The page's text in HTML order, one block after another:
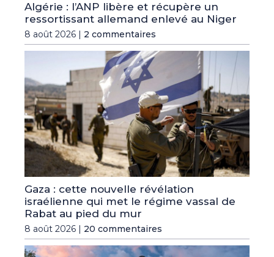
Algérie : l’ANP libère et récupère un
ressortissant allemand enlevé au Niger
8 août 2026 | 2 commentaires
Gaza : cette nouvelle révélation
israélienne qui met le régime vassal de
Rabat au pied du mur
8 août 2026 | 20 commentaires